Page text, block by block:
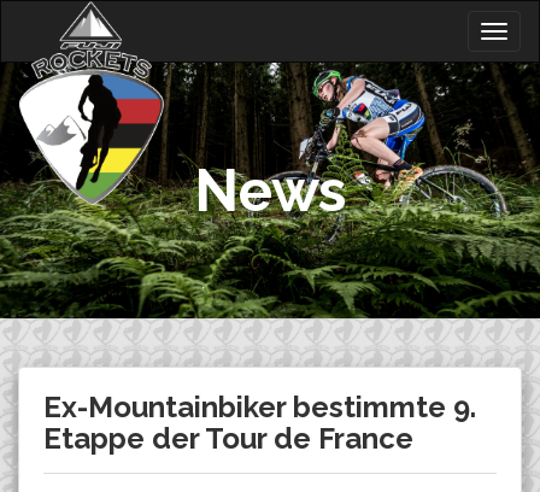
content
News
Ex-Mountainbiker bestimmte 9.
Etappe der Tour de France